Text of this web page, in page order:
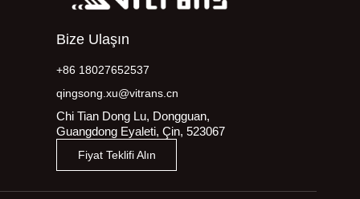
Bize Ulaşın
+86 18027652537
qingsong.xu@vitrans.cn
Chi Tian Dong Lu, Dongguan,
Guangdong Eyaleti, Çin, 523067
Fiyat Teklifi Alın